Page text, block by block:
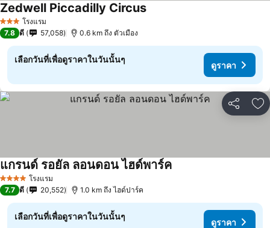
3 ดาว โรงแรม
Zedwell Piccadilly Circusดูราคา
7.8 ดี 57,058 0.6 km ถึง ตัวเมือง
เลือกวันที่เพื่อดูราคาในวันนั้นๆ
ดูราคา
แชร์ เ
4 ดาว โรงแรม
แกรนด์ รอยัล ลอนดอน ไฮด์พาร์คดูราคา
7.7 ดี 20,552 1.0 km ถึง ไฮด์ปาร์ค
เลือกวันที่เพื่อดูราคาในวันนั้นๆ
ดูราคา